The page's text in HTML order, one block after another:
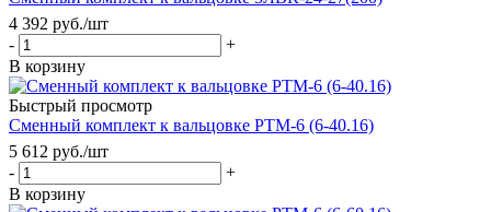
4 392 руб./шт
-
+
В корзину
Быстрый просмотр
Сменный комплект к вальцовке РТМ-6 (6-40.16)
5 612 руб./шт
-
+
В корзину